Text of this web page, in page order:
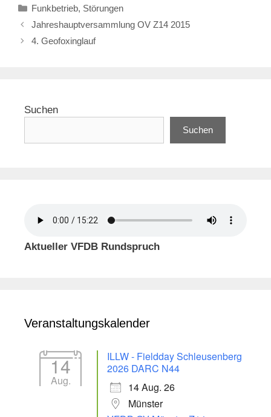
Kategorien
Funkbetrieb, Störungen
Jahreshauptversammlung OV Z14 2015
4. Geofoxinglauf
Suchen
Suchen
Aktueller VFDB Rundspruch
Veranstaltungskalender
14
Aug.
ILLW - Fieldday Schleusenberg
2026 DARC N44
14 Aug. 26
Münster